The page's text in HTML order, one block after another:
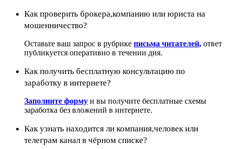
Как проверить брокера,компанию или юриста на
мошенничество?
Оставьте ваш запрос в рубрике письма читателей, ответ
публикуется оперативно в течении дня.
Как получить бесплатную консультацию по
заработку в интернете?
Заполните форму и вы получите бесплатные схемы
заработка без вложений в интернете.
Как узнать находится ли компания,человек или
телеграм канал в чёрном списке?